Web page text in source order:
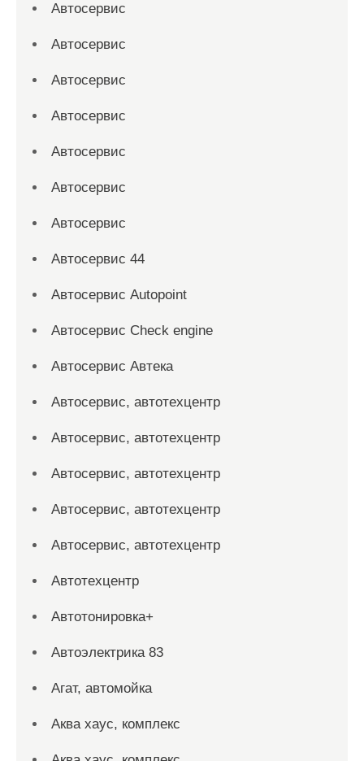
Автосервис
Автосервис
Автосервис
Автосервис
Автосервис
Автосервис
Автосервис
Автосервис 44
Автосервис Autopoint
Автосервис Check engine
Автосервис Автека
Автосервис, автотехцентр
Автосервис, автотехцентр
Автосервис, автотехцентр
Автосервис, автотехцентр
Автосервис, автотехцентр
Автотехцентр
Автотонировка+
Автоэлектрика 83
Агат, автомойка
Аква хаус, комплекс